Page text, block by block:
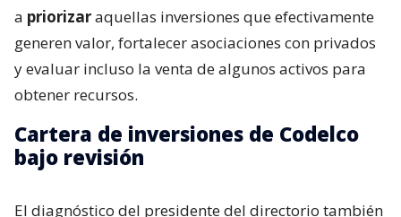
a priorizaraquellas inversiones que efectivamente
generen valor, fortalecer asociaciones con privados
y evaluar incluso la venta de algunos activos para
obtener recursos.
Cartera de inversiones de Codelco
bajo revisión
El diagnóstico del presidente del directorio también